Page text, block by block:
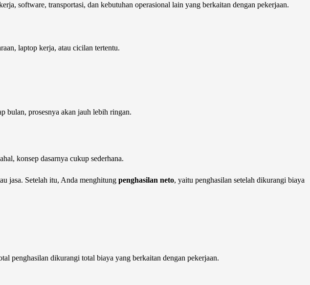
software, transportasi, dan kebutuhan operasional lain yang berkaitan dengan pekerjaan.
laptop kerja, atau cicilan tertentu.
bulan, prosesnya akan jauh lebih ringan.
konsep dasarnya cukup sederhana.
jasa. Setelah itu, Anda menghitung penghasilan neto, yaitu penghasilan setelah dikurangi biaya
penghasilan dikurangi total biaya yang berkaitan dengan pekerjaan.